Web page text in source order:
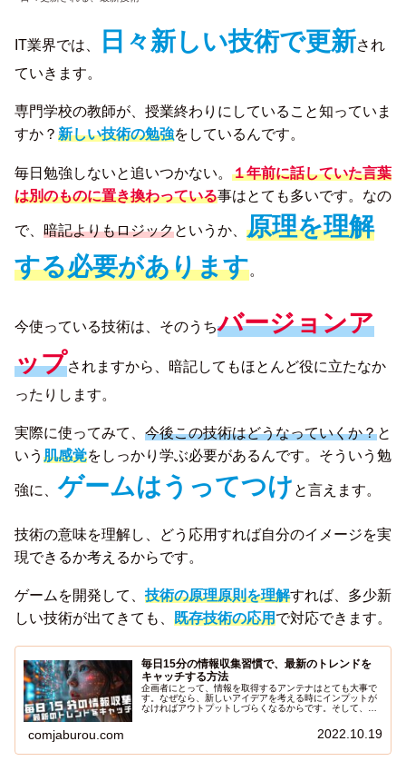
IT業界では、 日々新しい技術で更新され
ていきます。
専門学校の教師が、授業終わりにしていること知っていま
すか？ 新しい技術の勉強をしているんです。
毎日勉強しないと追いつかない。 １年前に話していた言葉
は別のものに置き換わっている事はとても多いです。なの
で、 暗記よりもロジックというか、 原理を理解
する必要があります。
今使っている技術は、そのうちバージョンア
ップされますから、暗記してもほとんど役に立たなか
ったりします。
実際に使ってみて、 今後この技術はどうなっていくか？と
いう 肌感覚をしっかり学ぶ必要があるんです。そういう勉
強に、ゲームはうってつけ と言えます。
技術の意味を理解し、どう応用すれば自分のイメージを実
現できるか考えるからです。
ゲームを開発して、 技術の原理原則を理解すれば、多少新
しい技術が出てきても、 既存技術の応用で対応できます。
毎日15分の情報収集習慣で、最新のトレンドを
キャッチする方法
企画者にとって、情報を取得するアンテナはとても大事で
す。なぜなら、新しいアイデアを考える時にインプットが
なければアウトプットしづらくなるからです。そして、情
予測する為にも情報の鮮度に注意しなければいけません。
comjaburou.com 2022.10.19